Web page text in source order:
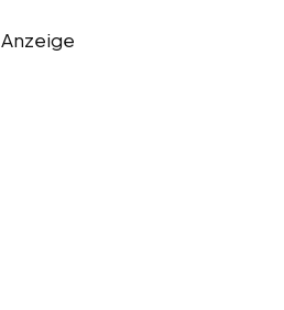
Anzeige